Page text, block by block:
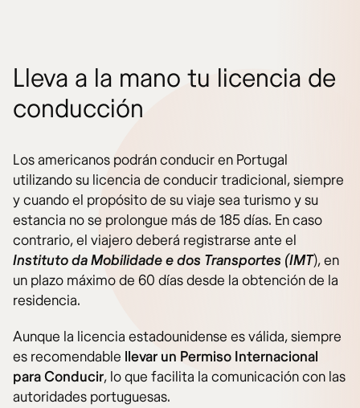
Lleva a la mano tu licencia de
conducción
Los americanos podrán conducir en Portugal
utilizando su licencia de conducir tradicional, siempre
y cuando el propósito de su viaje sea turismo y su
estancia no se prolongue más de 185 días. En caso
contrario, el viajero deberá registrarse ante el
Instituto da Mobilidade e dos Transportes (IMT), en
un plazo máximo de 60 días desde la obtención de la
residencia.
Aunque la licencia estadounidense es válida, siempre
es recomendable llevar un Permiso Internacional
para Conducir, lo que facilita la comunicación con las
autoridades portuguesas.